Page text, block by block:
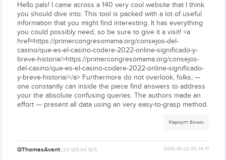
Hello pals! I came across a 140 very cool website that I think
you should dive into. This tool is packed with a lot of useful
information that you might find interesting. It has everything
you could possibly need, so be sure to give it a visit! <a
href=https://primercongresomama.org/consejos-del-
casino/que-es-el-casino-codere-2022-online-significado-y-
breve-historia/>https://primercongresomama.org/consejos-
del-casino/que-es-el-casino-codere-2022-online-significado-
y-breve-historia/</a> Furthermore do not overlook, folks, —
one constantly can inside the piece find answers to address
your the absolute confusing queries. The authors made an
effort — present all data using an very easy-to-grasp method.
Хариулт бичих
QThomasAvant[23.129.64.167] 2025-10-22 05:14:11